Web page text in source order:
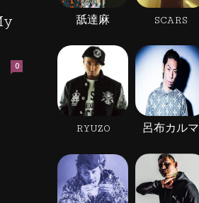
0
舐達麻 SCARS
RYUZO 呂布カルマ